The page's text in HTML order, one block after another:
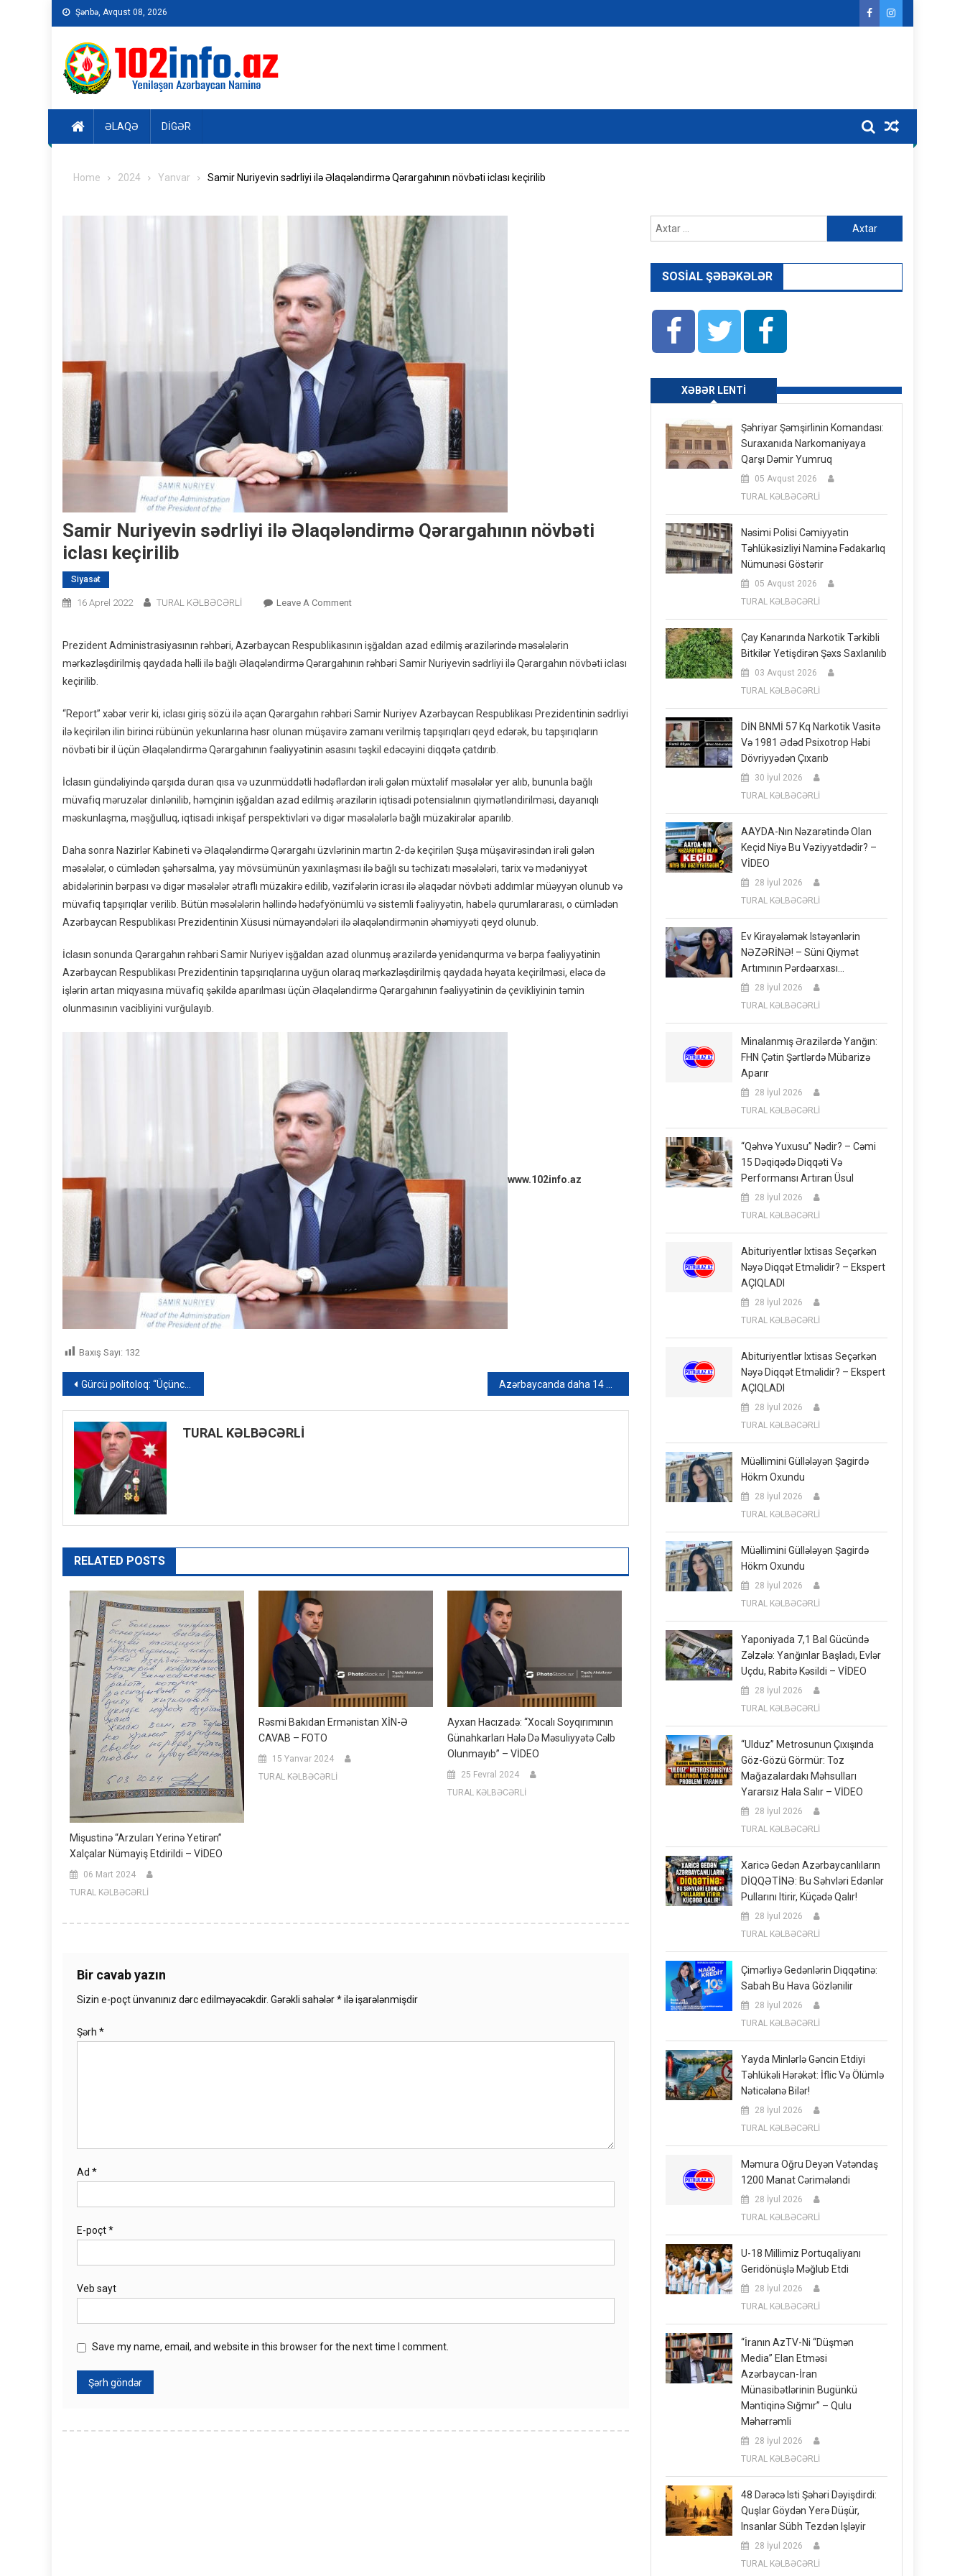
Şənbə, Avqust 08, 2026
ƏLAQƏ DIGƏR
Home 2024 Yanvar Samir Nuriyevin sədrliyi ilə Əlaqələndirmə Qərargahının növbəti iclası keçirilib
Samir Nuriyevin sədrliyi ilə Əlaqələndirmə Qərargahının növbəti
iclası keçirilib
Siyasət
16 Aprel 2022 TURAL KƏLBƏCƏRLİ Leave A CommentOn
Sədrliyi
Ilə
Növbəti
Iclası
Keçirilib
Prezident Administrasiyasının rəhbəri, Azərbaycan Respublikasının işğaldan azad edilmiş ərazilərində məsələlərin
mərkəzləşdirilmiş qaydada həlli ilə bağlı Əlaqələndirmə Qərargahının rəhbəri Samir Nuriyevin sədrliyi ilə Qərargahın növbəti iclası
keçirilib.
“Report” xəbər verir ki, iclası giriş sözü ilə açan Qərargahın rəhbəri Samir Nuriyev Azərbaycan Respublikası Prezidentinin sədrliyi
ilə keçirilən ilin birinci rübünün yekunlarına həsr olunan müşavirə zamanı verilmiş tapşırıqları qeyd edərək, bu tapşırıqların
növbəti bir il üçün Əlaqələndirmə Qərargahının fəaliyyətinin əsasını təşkil edəcəyini diqqətə çatdırıb.
İclasın gündəliyində qarşıda duran qısa və uzunmüddətli hədəflərdən irəli gələn müxtəlif məsələlər yer alıb, bununla bağlı
müvafiq məruzələr dinlənilib, həmçinin işğaldan azad edilmiş ərazilərin iqtisadi potensialının qiymətləndirilməsi, dayanıqlı
məskunlaşma, məşğulluq, iqtisadi inkişaf perspektivləri və digər məsələlərlə bağlı müzakirələr aparılıb.
Daha sonra Nazirlər Kabineti və Əlaqələndirmə Qərargahı üzvlərinin martın 2-də keçirilən Şuşa müşavirəsindən irəli gələn
məsələlər, o cümlədən şəhərsalma, yay mövsümünün yaxınlaşması ilə bağlı su təchizatı məsələləri, tarix və mədəniyyət
abidələrinin bərpası və digər məsələlər ətraflı müzakirə edilib, vəzifələrin icrası ilə əlaqədar növbəti addımlar müəyyən olunub və
müvafiq tapşırıqlar verilib. Bütün məsələlərin həllində hədəfyönümlü və sistemli fəaliyyətin, habelə qurumlararası, o cümlədən
Azərbaycan Respublikası Prezidentinin Xüsusi nümayəndələri ilə əlaqələndirmənin əhəmiyyəti qeyd olunub.
İclasın sonunda Qərargahın rəhbəri Samir Nuriyev işğaldan azad olunmuş ərazilərdə yenidənqurma və bərpa fəaliyyətinin
Azərbaycan Respublikası Prezidentinin tapşırıqlarına uyğun olaraq mərkəzləşdirilmiş qaydada həyata keçirilməsi, eləcə də
işlərin artan miqyasına müvafiq şəkildə aparılması üçün Əlaqələndirmə Qərargahının fəaliyyətinin də çevikliyinin təmin
olunmasının vacibliyini vurğulayıb.
www.102info.az
Baxış Sayı: 132
Yazı
naviqasiyası
Gürcü politoloq: “Üçüncü dünya müharibəsi yolundayıq” – VİDEO
TURAL KƏLBƏCƏRLİ
RELATED POSTS
Mişustinə “arzuları Yerinə Yetirən”
Xalçalar Nümayiş Etdirildi – VİDEO
06 Mart 2024
TURAL KƏLBƏCƏRLİ
Rəsmi Bakıdan Ermənistan XİN-Ə
CAVAB – FOTO
15 Yanvar 2024
TURAL KƏLBƏCƏRLİ
Ayxan Hacızadə: “Xocalı Soyqırımının
Günahkarları Hələ Də Məsuliyyətə Cəlb
Olunmayıb” – VİDEO
25 Fevral 2024
TURAL KƏLBƏCƏRLİ
Bir cavab yazın
Sizin e-poçt ünvanınız dərc edilməyəcəkdir. Gərəkli sahələr*ilə işarələnmişdir
Şərh *
Ad *
E-poçt*
Veb sayt
Save my name, email, and website in this browser for the next time I comment.
Axtarış:
SOSIAL ŞƏBƏKƏLƏR
XƏBƏR LENTI
Şəhriyar Şəmşirlinin Komandası:
Suraxanıda Narkomaniyaya
Qarşı Dəmir Yumruq
05 Avqust 2026
TURAL KƏLBƏCƏRLİ
Nəsimi Polisi Cəmiyyətin
Təhlükəsizliyi Naminə Fədakarlıq
Nümunəsi Göstərir
05 Avqust 2026
TURAL KƏLBƏCƏRLİ
Çay Kənarında Narkotik Tərkibli
Bitkilər Yetişdirən Şəxs Saxlanılıb
03 Avqust 2026
TURAL KƏLBƏCƏRLİ
DİN BNMİ 57 Kq Narkotik Vasitə
Və 1981 Ədəd Psixotrop Həbi
Dövriyyədən Çıxarıb
30 İyul 2026
TURAL KƏLBƏCƏRLİ
AAYDA-Nın Nəzarətində Olan
Keçid Niyə Bu Vəziyyətdədir? –
VİDEO
28 İyul 2026
TURAL KƏLBƏCƏRLİ
Ev Kirayələmək Istəyənlərin
NƏZƏRİNƏ! – Süni Qiymət
Artımının Pərdəarxası…
28 İyul 2026
TURAL KƏLBƏCƏRLİ
Minalanmış Ərazilərdə Yanğın:
FHN Çətin Şərtlərdə Mübarizə
Aparır
28 İyul 2026
TURAL KƏLBƏCƏRLİ
“Qəhvə Yuxusu” Nədir? – Cəmi
15 Dəqiqədə Diqqəti Və
Performansı Artıran Üsul
28 İyul 2026
TURAL KƏLBƏCƏRLİ
Abituriyentlər Ixtisas Seçərkən
Nəyə Diqqət Etməlidir? – Ekspert
AÇIQLADI
28 İyul 2026
TURAL KƏLBƏCƏRLİ
Abituriyentlər Ixtisas Seçərkən
Nəyə Diqqət Etməlidir? – Ekspert
AÇIQLADI
28 İyul 2026
TURAL KƏLBƏCƏRLİ
Müəllimini Güllələyən Şagirdə
Hökm Oxundu
28 İyul 2026
TURAL KƏLBƏCƏRLİ
Müəllimini Güllələyən Şagirdə
Hökm Oxundu
28 İyul 2026
TURAL KƏLBƏCƏRLİ
Yaponiyada 7,1 Bal Gücündə
Zəlzələ: Yanğınlar Başladı, Evlər
Uçdu, Rabitə Kəsildi – VİDEO
28 İyul 2026
TURAL KƏLBƏCƏRLİ
“Ulduz” Metrosunun Çıxışında
Göz-Gözü Görmür: Toz
Mağazalardakı Məhsulları
Yararsız Hala Salır – VİDEO
28 İyul 2026
TURAL KƏLBƏCƏRLİ
Xaricə Gedən Azərbaycanlıların
DİQQƏTİNƏ: Bu Səhvləri Edənlər
Pullarını Itirir, Küçədə Qalır!
28 İyul 2026
TURAL KƏLBƏCƏRLİ
Çimərliyə Gedənlərin Diqqətinə:
Sabah Bu Hava Gözlənilir
28 İyul 2026
TURAL KƏLBƏCƏRLİ
Yayda Minlərlə Gəncin Etdiyi
Təhlükəli Hərəkət: İflic Və Ölümlə
Nəticələnə Bilər!
28 İyul 2026
TURAL KƏLBƏCƏRLİ
Məmura Oğru Deyən Vətəndaş
1200 Manat Cərimələndi
28 İyul 2026
TURAL KƏLBƏCƏRLİ
U-18 Millimiz Portuqaliyanı
Geridönüşlə Məğlub Etdi
28 İyul 2026
TURAL KƏLBƏCƏRLİ
“İranın AzTV-Ni “düşmən
Media” Elan Etməsi
Azərbaycan-İran
Münasibətlərinin Bugünkü
Məntiqinə Sığmır” – Qulu
Məhərrəmli
28 İyul 2026
TURAL KƏLBƏCƏRLİ
48 Dərəcə Isti Şəhəri Dəyişdirdi:
Quşlar Göydən Yerə Düşür,
Insanlar Sübh Tezdən Işləyir
28 İyul 2026
TURAL KƏLBƏCƏRLİ